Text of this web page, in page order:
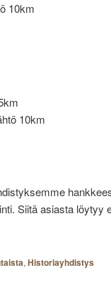
10km
10km
Siitä asiasta
, Historiayhdistys